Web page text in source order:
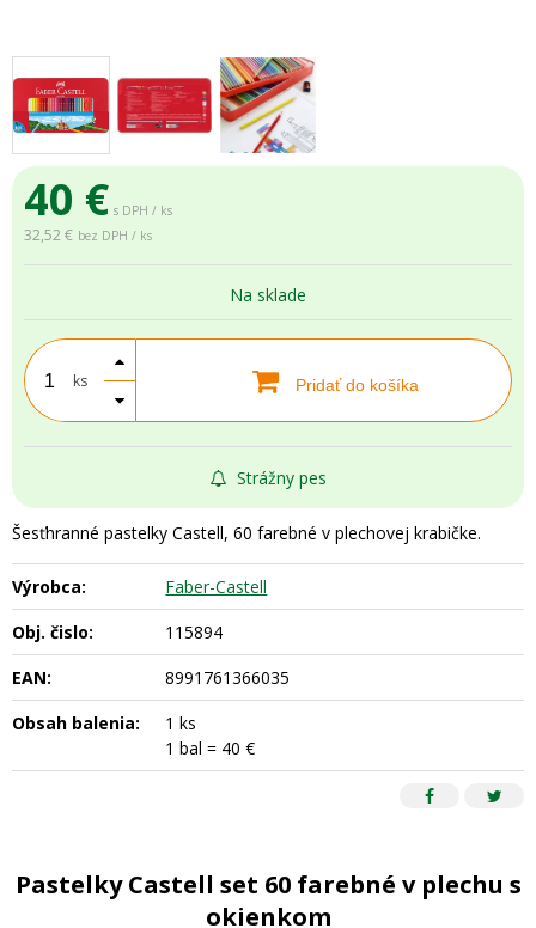
40 € s DPH / ks
32,52 € bez DPH / ks
Na sklade
ks Pridať do košíka
Strážny pes
Šesťhranné pastelky Castell, 60 farebné v plechovej krabičke.
Výrobca:
Faber-Castell
Obj. čislo:
115894
EAN:
8991761366035
Obsah balenia:
1 ks
1 bal = 40 €
Pastelky Castell set 60 farebné v plechu s
okienkom